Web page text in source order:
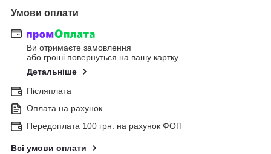
Умови оплати
Ви отримаєте замовлення
або гроші повернуться на вашу картку
Детальніше
Післяплата
Оплата на рахунок
Передоплата 100 грн. на рахунок ФОП
Всі умови оплати